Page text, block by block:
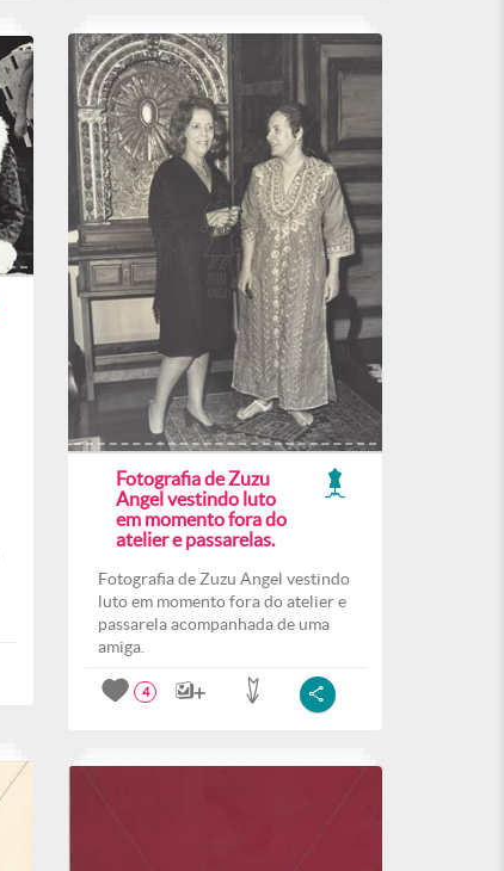
Fotografia de Zuzu
Angel vestindo luto
em momento fora do
atelier e passarelas.
Fotografia de Zuzu Angel vestindo
luto em momento fora do atelier e
passarela acompanhada de uma
amiga.
4